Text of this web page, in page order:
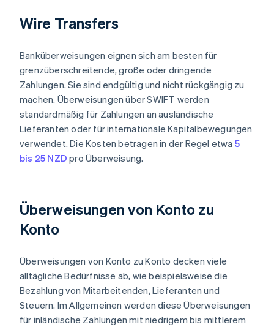
Wire Transfers
Banküberweisungen eignen sich am besten für
grenzüberschreitende, große oder dringende
Zahlungen. Sie sind endgültig und nicht rückgängig zu
machen. Überweisungen über SWIFT werden
standardmäßig für Zahlungen an ausländische
Lieferanten oder für internationale Kapitalbewegungen
verwendet. Die Kosten betragen in der Regel etwa 5
bis 25 NZD pro Überweisung.
Überweisungen von Konto zu
Konto
Überweisungen von Konto zu Konto decken viele
alltägliche Bedürfnisse ab, wie beispielsweise die
Bezahlung von Mitarbeitenden, Lieferanten und
Steuern. Im Allgemeinen werden diese Überweisungen
für inländische Zahlungen mit niedrigem bis mittlerem